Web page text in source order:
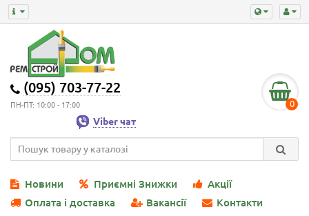
(095) 703-77-22
ПН-ПТ: 10:00 - 17:00
Viber чат
0
Новини Приємні Знижки
Акції
Оплата і доставка
Вакансії Контакти